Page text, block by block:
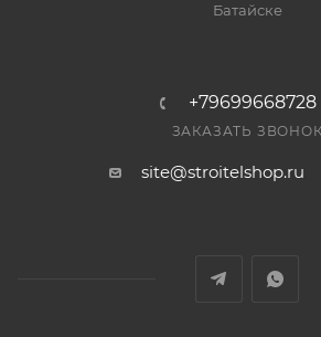
Батайске
+79699668728
ЗАКАЗАТЬ ЗВОНОК
site@stroitelshop.ru